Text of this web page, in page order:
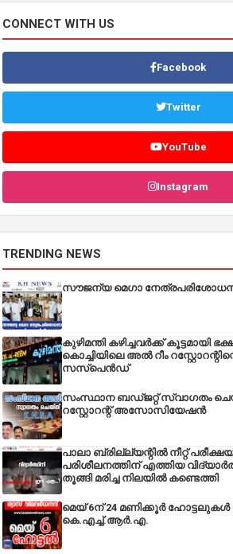
CONNECT WITH US
Facebook
Twitter
YouTube
Instagram
TRENDING NEWS
സൗജന്യ മെഗാ നേത്രപരിശോധനാ
കുഴിമന്തി കഴിച്ചവർക്ക് കൂട്ടമായി
കൊച്ചിയിലെ അൽ റീം
സസ്പെൻഡ്
സംസ്ഥാന ബഡ്‌ജറ്റ് സ്വാഗതം
റസ്റ്റോറന്റ് അസോസിയേഷൻ
പാലാ ബ്രില്ല്യന്റിൽ നീറ്റ്
പരിശീലനത്തിന് എത്തിയ
തൂങ്ങി മരിച്ച നിലയിൽ കണ്ടെത്തി
മെയ് 6ന് 24 മണിക്കൂർ
കെ.എച്ച്.ആർ.എ.